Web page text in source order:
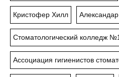
Кристофер Хилл
Стоматологический колледж
Ассоциация гигиенистов